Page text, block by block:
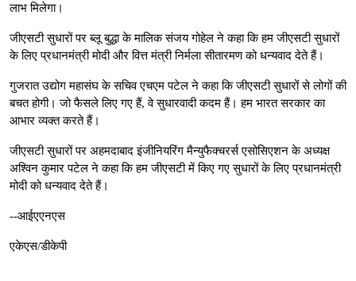
लाभ मिलेगा।
जीएसटी सुधारों पर ब्लू बुद्धा के मालिक संजय गोहेल ने कहा कि हम जीएसटी सुधारों
के लिए प्रधानमंत्री मोदी और वित्त मंत्री निर्मला सीतारमण को धन्यवाद देते हैं।
गुजरात उद्योग महासंघ के सचिव एचएम पटेल ने कहा कि जीएसटी सुधारों से लोगों की
बचत होगी। जो फैसले लिए गए हैं, वे सुधारवादी कदम हैं। हम भारत सरकार का
आभार व्यक्त करते हैं।
जीएसटी सुधारों पर अहमदाबाद इंजीनियरिंग मैन्युफैक्चरर्स एसोसिएशन के अध्यक्ष
अश्विन कुमार पटेल ने कहा कि हम जीएसटी में किए गए सुधारों के लिए प्रधानमंत्री
मोदी को धन्यवाद देते हैं।
--आईएएनएस
एकेएस/डीकेपी